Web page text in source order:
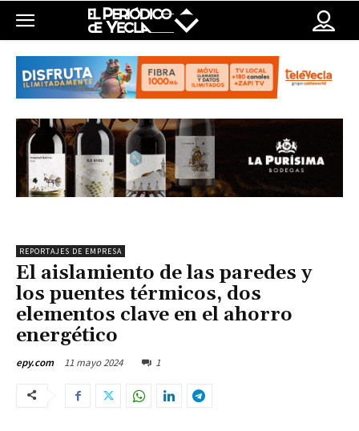
REPORTAJES DE EMPRESA
El aislamiento de las paredes y
los puentes térmicos, dos
elementos clave en el ahorro
energético
epy.com 11 mayo 2024 1